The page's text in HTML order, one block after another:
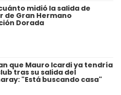
midió la salida de
de Gran Hermano
Dorada
que Mauro Icardi ya tendría
tras su salida del
"Está buscando casa"